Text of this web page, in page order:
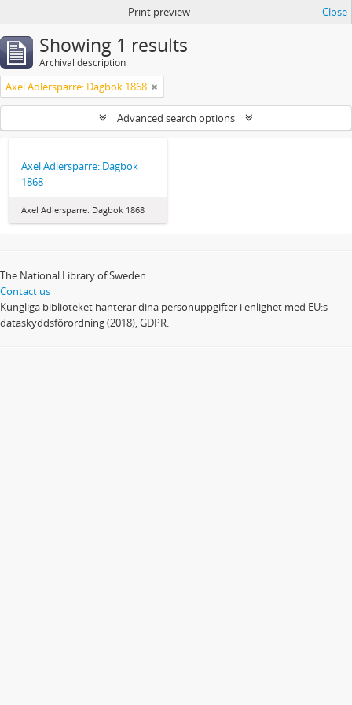
Print preview Close
Showing 1 results
Archival description
Axel Adlersparre: Dagbok 1868
Advanced search options
Axel Adlersparre: Dagbok
1868
Axel Adlersparre: Dagbok 1868
The National Library of Sweden
Contact us
Kungliga biblioteket hanterar dina personuppgifter i enlighet med EU:s
dataskyddsförordning (2018), GDPR.